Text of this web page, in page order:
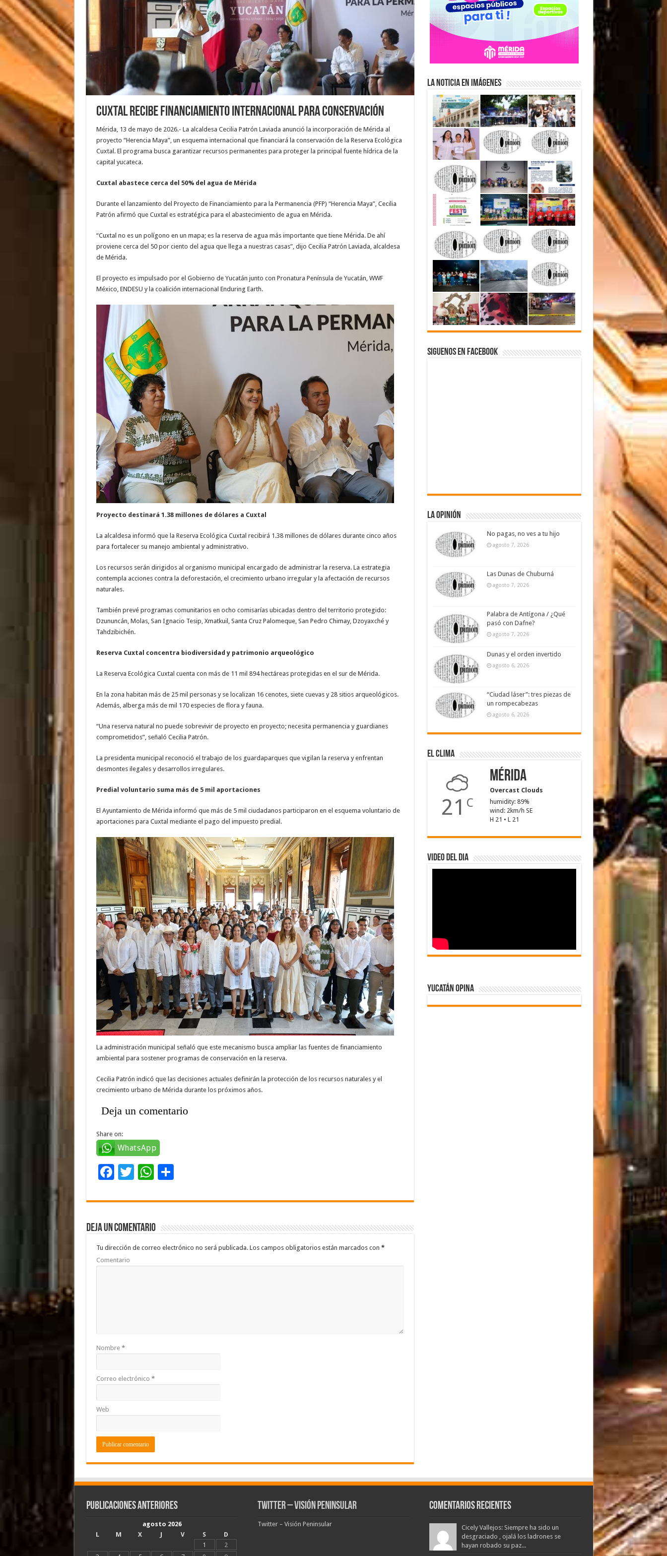
Cuxtal recibe financiamiento internacional para conservación
Mérida, 13 de mayo de 2026.- La alcaldesa Cecilia Patrón Laviada anunció la incorporación de Mérida al
proyecto “Herencia Maya”, un esquema internacional que financiará la conservación de la Reserva Ecológica
Cuxtal. El programa busca garantizar recursos permanentes para proteger la principal fuente hídrica de la
capital yucateca.
Cuxtal abastece cerca del 50% del agua de Mérida
Durante el lanzamiento del Proyecto de Financiamiento para la Permanencia (PFP) “Herencia Maya”, Cecilia
Patrón afirmó que Cuxtal es estratégica para el abastecimiento de agua en Mérida.
“Cuxtal no es un polígono en un mapa; es la reserva de agua más importante que tiene Mérida. De ahí
proviene cerca del 50 por ciento del agua que llega a nuestras casas”, dijo Cecilia Patrón Laviada, alcaldesa
de Mérida.
El proyecto es impulsado por el Gobierno de Yucatán junto con Pronatura Península de Yucatán, WWF
México, ENDESU y la coalición internacional Enduring Earth.
Proyecto destinará 1.38 millones de dólares a Cuxtal
La alcaldesa informó que la Reserva Ecológica Cuxtal recibirá 1.38 millones de dólares durante cinco años
para fortalecer su manejo ambiental y administrativo.
Los recursos serán dirigidos al organismo municipal encargado de administrar la reserva. La estrategia
contempla acciones contra la deforestación, el crecimiento urbano irregular y la afectación de recursos
naturales.
También prevé programas comunitarios en ocho comisarías ubicadas dentro del territorio protegido:
Dzununcán, Molas, San Ignacio Tesip, Xmatkuil, Santa Cruz Palomeque, San Pedro Chimay, Dzoyaxché y
Tahdzibichén.
Reserva Cuxtal concentra biodiversidad y patrimonio arqueológico
La Reserva Ecológica Cuxtal cuenta con más de 11 mil 894 hectáreas protegidas en el sur de Mérida.
En la zona habitan más de 25 mil personas y se localizan 16 cenotes, siete cuevas y 28 sitios arqueológicos.
Además, alberga más de mil 170 especies de flora y fauna.
“Una reserva natural no puede sobrevivir de proyecto en proyecto; necesita permanencia y guardianes
comprometidos”, señaló Cecilia Patrón.
La presidenta municipal reconoció el trabajo de los guardaparques que vigilan la reserva y enfrentan
desmontes ilegales y desarrollos irregulares.
Predial voluntario suma más de 5 mil aportaciones
El Ayuntamiento de Mérida informó que más de 5 mil ciudadanos participaron en el esquema voluntario de
aportaciones para Cuxtal mediante el pago del impuesto predial.
La administración municipal señaló que este mecanismo busca ampliar las fuentes de financiamiento
ambiental para sostener programas de conservación en la reserva.
Cecilia Patrón indicó que las decisiones actuales definirán la protección de los recursos naturales y el
crecimiento urbano de Mérida durante los próximos años.
Deja un comentario
Share on:
WhatsApp
F
e
b
o
o
k
T
tt
er
W
at
sA
p
p
C
m
ar
ti
r
Deja un comentario
Tu dirección de correo electrónico no será publicada.Los campos obligatorios están marcados con *
Comentario
Nombre *
Correo electrónico *
Web
La Noticia en Imágenes
Siguenos en Facebook
La Opinión
No pagas, no ves a tu hijo
agosto 7, 2026
Las Dunas de Chuburná
agosto 7, 2026
Palabra de Antígona / ¿Qué
pasó con Dafne?
agosto 7, 2026
Dunas y el orden invertido
agosto 6, 2026
“Ciudad láser”: tres piezas de
un rompecabezas
agosto 6, 2026
El Clima
21 C
Mérida
Overcast Clouds
humidity: 89%
wind: 2km/h SE
H 21 • L 21
Video del dia
Yucatán Opina
Publicaciones Anteriores
agosto 2026
L
M X J V S
D
1
2
Twitter – Visión Peninsular
Twitter – Visión Peninsular
Comentarios Recientes
Cicely Vallejos: Siempre ha sido un
desgraciado , ojalá los ladrones se
hayan robado su paz...